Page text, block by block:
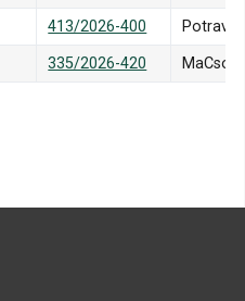
413/2026-400
335/2026-420
MaCso